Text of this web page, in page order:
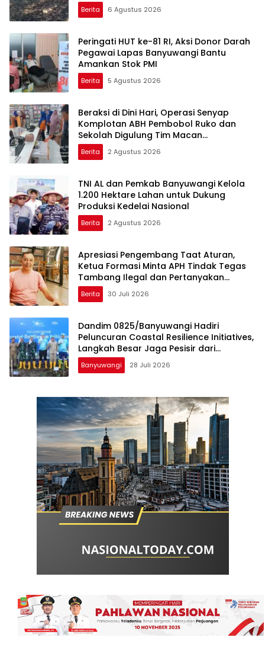
Berita 6 Agustus 2026
Peringati HUT ke-81 RI, Aksi Donor Darah
Pegawai Lapas Banyuwangi Bantu
Amankan Stok PMI
Berita 5 Agustus 2026
Beraksi di Dini Hari, Operasi Senyap
Komplotan ABH Pembobol Ruko dan
Sekolah Digulung Tim Macan
Blambangan
Berita 2 Agustus 2026
TNI AL dan Pemkab Banyuwangi Kelola
1.200 Hektare Lahan untuk Dukung
Produksi Kedelai Nasional
Berita 2 Agustus 2026
Apresiasi Pengembang Taat Aturan,
Ketua Formasi Minta APH Tindak Tegas
Tambang Ilegal dan Pertanyakan
Perizinan di Gambor
Berita 30 Juli 2026
Dandim 0825/Banyuwangi Hadiri
Peluncuran Coastal Resilience Initiatives,
Langkah Besar Jaga Pesisir dari
Ancaman Abrasi
Banyuwangi 28 Juli 2026